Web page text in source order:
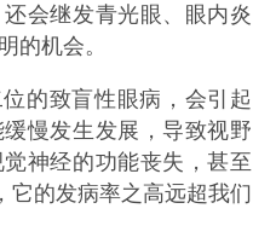
会继发青光眼、眼内炎
的机会。
的致盲性眼病，会引起
慢发生发展，导致视野
神经的功能丧失，甚至
它的发病率之高远超我们